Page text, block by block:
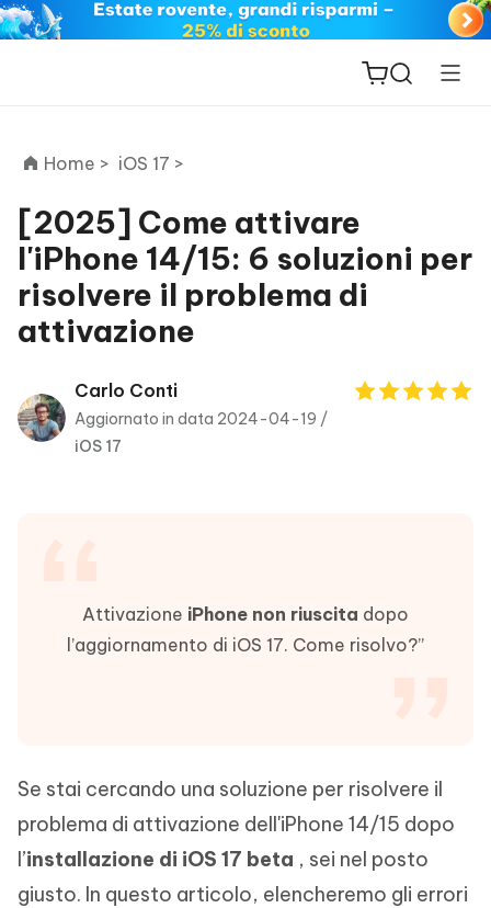
ReiBoot
for iOS
PDNob
PDF
Editor
Home > iOS 17 >
[2025] Come attivare
l'iPhone 14/15: 6 soluzioni per
risolvere il problema di
attivazione
Carlo Conti
Aggiornato in data 2024-04-19 /
iOS 17
Attivazione iPhone non riuscita dopo
l’aggiornamento di iOS 17. Come risolvo?”
Se stai cercando una soluzione per risolvere il
problema di attivazione dell'iPhone 14/15 dopo
l’installazione di iOS 17 beta , sei nel posto
giusto. In questo articolo, elencheremo gli errori